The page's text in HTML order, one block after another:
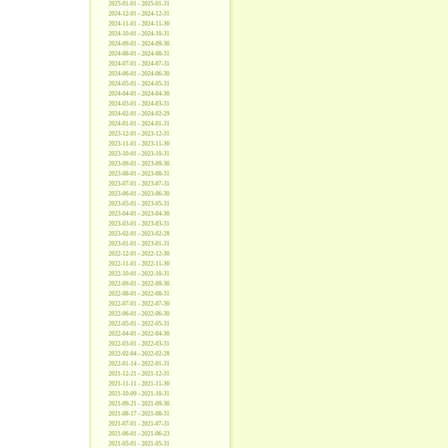
2025-01-01 - 2025-01-31
2024-12-01 - 2024-12-31
2024-11-01 - 2024-11-30
2024-10-01 - 2024-10-31
2024-09-01 - 2024-09-30
2024-08-01 - 2024-08-31
2024-07-01 - 2024-07-31
2024-06-01 - 2024-06-30
2024-05-01 - 2024-05-31
2024-04-01 - 2024-04-30
2024-03-01 - 2024-03-31
2024-02-01 - 2024-02-29
2024-01-01 - 2024-01-31
2023-12-01 - 2023-12-31
2023-11-01 - 2023-11-30
2023-10-01 - 2023-10-31
2023-09-01 - 2023-09-30
2023-08-01 - 2023-08-31
2023-07-01 - 2023-07-31
2023-06-01 - 2023-06-30
2023-05-01 - 2023-05-31
2023-04-01 - 2023-04-30
2023-03-01 - 2023-03-31
2023-02-01 - 2023-02-28
2023-01-01 - 2023-01-31
2022-12-01 - 2022-12-30
2022-11-01 - 2022-11-30
2022-10-01 - 2022-10-31
2022-09-01 - 2022-09-30
2022-08-01 - 2022-08-31
2022-07-01 - 2022-07-30
2022-06-01 - 2022-06-30
2022-05-01 - 2022-05-31
2022-04-01 - 2022-04-30
2022-03-01 - 2022-03-31
2022-02-04 - 2022-02-28
2022-01-14 - 2022-01-31
2021-12-21 - 2021-12-31
2021-11-11 - 2021-11-30
2021-10-09 - 2021-10-31
2021-09-21 - 2021-09-30
2021-08-17 - 2021-08-31
2021-07-01 - 2021-07-31
2021-06-01 - 2021-06-23
2021-05-01 - 2021-05-31